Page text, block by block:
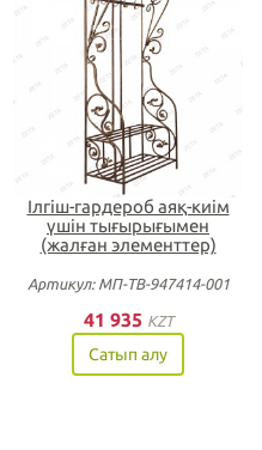
Ілгіш-гардероб аяқ-киім
үшін тығырығымен
(жалған элементтер)
Артикул: МП-ТВ-947414-001
41 935 KZT
Сатып алу